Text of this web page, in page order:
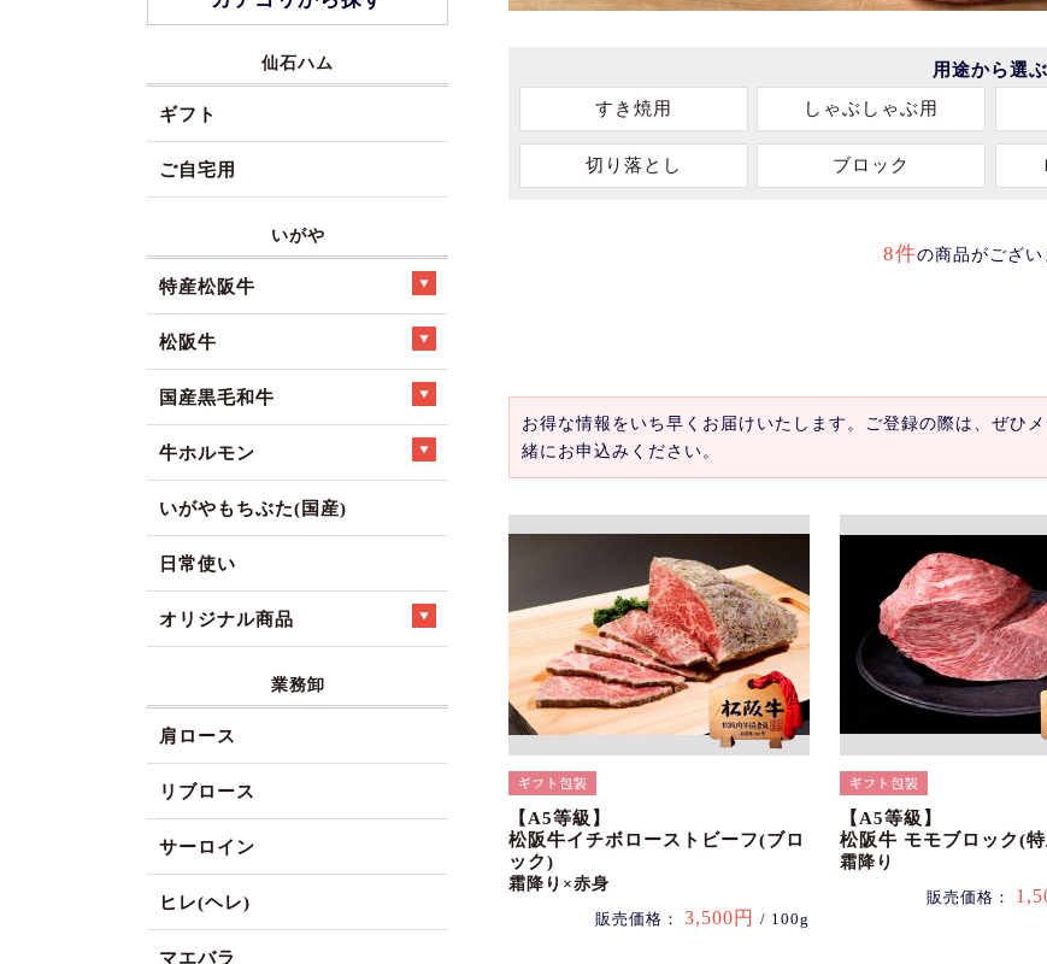
用途から選ぶ
すき焼用
しゃぶしゃぶ用
切り落とし ブロック
8件の商品がござい
お得な情報をいち早くお届けいたします。ご登録の際は、ぜひ
緒にお申込みください。
【A5等級】
松阪牛イチボローストビーフ(ブロ
ック)
霜降り×赤身
販売価格： 3,500円 / 100g
【A5等級】
松阪牛 モモブロック(
霜降り
販売価格：
仙石ハム
ギフト
ご自宅用
いがや
特産松阪牛
松阪牛
国産黒毛和牛
牛ホルモン
いがやもちぶた(国産)
日常使い
オリジナル商品
業務卸
肩ロース
リブロース
サーロイン
ヒレ(ヘレ)
マエバラ